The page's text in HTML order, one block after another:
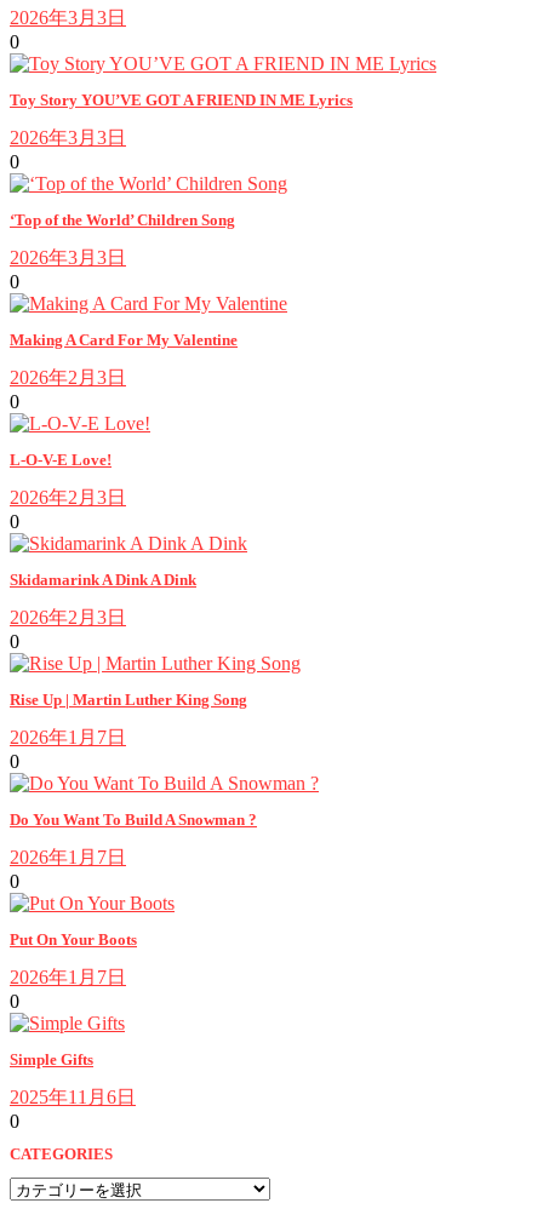
2026年3月3日
0
Toy Story YOU’VE GOT A FRIEND IN ME Lyrics
2026年3月3日
0
‘Top of the World’ Children Song
2026年3月3日
0
Making A Card For My Valentine
2026年2月3日
0
L-O-V-E Love!
2026年2月3日
0
Skidamarink A Dink A Dink
2026年2月3日
0
Rise Up | Martin Luther King Song
2026年1月7日
0
Do You Want To Build A Snowman ?
2026年1月7日
0
Put On Your Boots
2026年1月7日
0
Simple Gifts
2025年11月6日
0
CATEGORIES
CATEGORIES